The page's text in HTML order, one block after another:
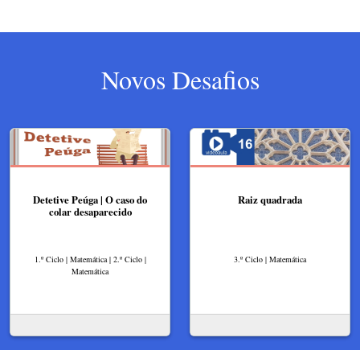
Novos Desafios
Detetive Peúga | O caso do
colar desaparecido
1.º Ciclo | Matemática | 2.º Ciclo |
Matemática
Raiz quadrada
3.º Ciclo | Matemática